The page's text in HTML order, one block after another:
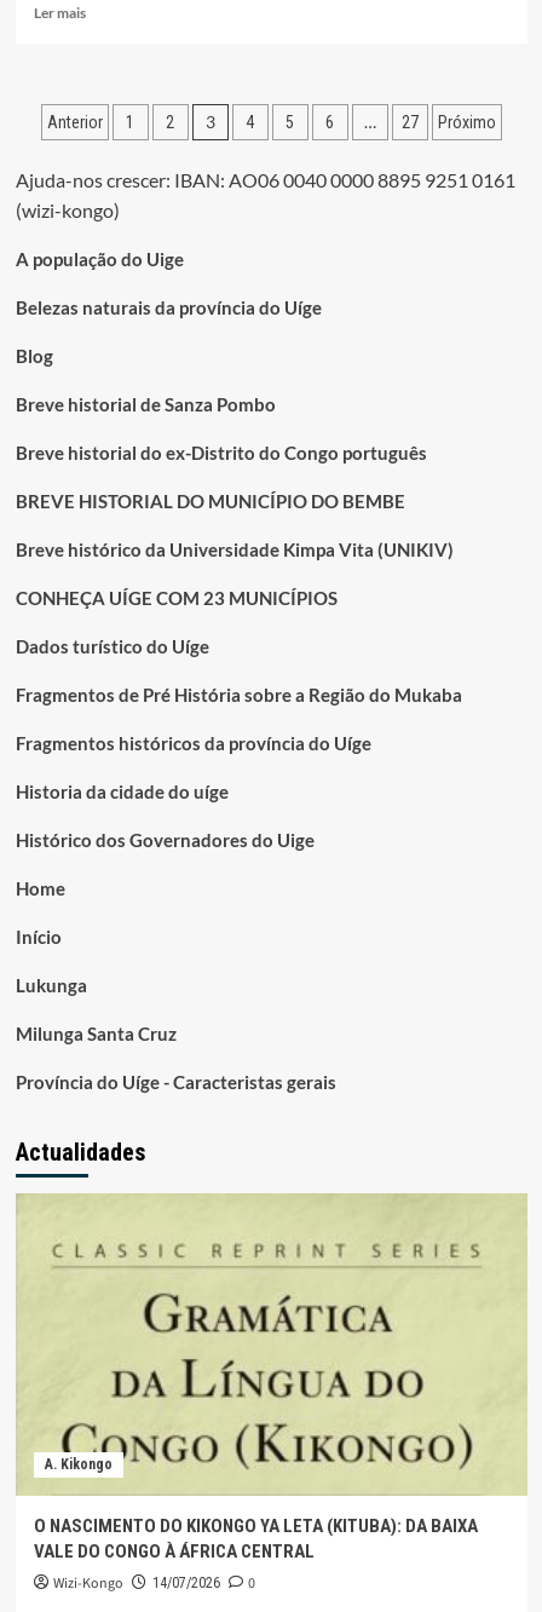
Ler maisLeia
NTEKA,
UM
UÍGE
PROFISSIONAL
RAYO
Paginação
dos
conteúdos
Anterior 1 2 3 4 5 6 … 27 Próximo
Ajuda-nos crescer: IBAN: AO06 0040 0000 8895 9251 0161
(wizi-kongo)
A população do Uige
Belezas naturais da província do Uíge
Blog
Breve historial de Sanza Pombo
Breve historial do ex-Distrito do Congo português
BREVE HISTORIAL DO MUNICÍPIO DO BEMBE
Breve histórico da Universidade Kimpa Vita (UNIKIV)
CONHEÇA UÍGE COM 23 MUNICÍPIOS
Dados turístico do Uíge
Fragmentos de Pré História sobre a Região do Mukaba
Fragmentos históricos da província do Uíge
Historia da cidade do uíge
Histórico dos Governadores do Uige
Home
Início
Lukunga
Milunga Santa Cruz
Província do Uíge - Caracteristas gerais
Actualidades
A. Kikongo
O NASCIMENTO DO KIKONGO YA LETA (KITUBA): DA BAIXA
VALE DO CONGO À ÁFRICA CENTRAL
Wizi-Kongo 14/07/2026 0